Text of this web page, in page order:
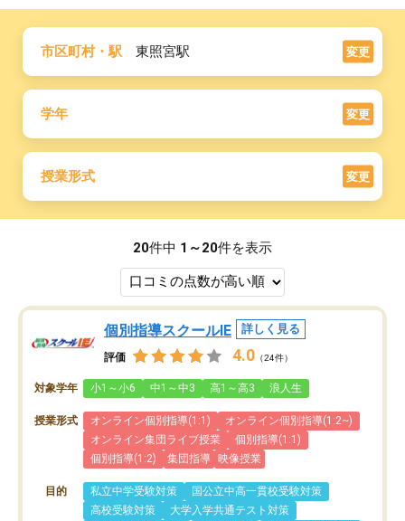
市区町村・駅 東照宮駅 変更
学年 変更
授業形式 変更
20件中 1～20件を表示
個別指導スクールIE 詳しく見る
評価 4.0 （24件）
対象学年 小1～小6 中1～中3 高1～高3 浪人生
授業形式 オンライン個別指導(1:1)
オンライン個別指導(1:2~)
オンライン集団ライブ授業
個別指導(1:1)
個別指導(1:2)
集団指導 映像授業
目的 私立中学受験対策
国公立中高一貫校受験対策
高校受験対策
大学入学共通テスト対策